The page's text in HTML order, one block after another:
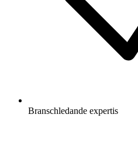
Branschledande expertis